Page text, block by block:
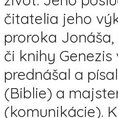
čitatelia jeho
proroka
či knihy Genezis
prednášal a
(Biblie) a
(komunikácie).